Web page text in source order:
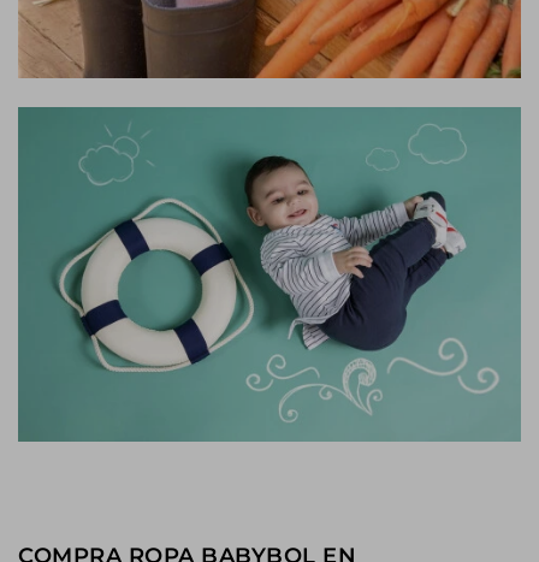
COMPRA ROPA BABYBOL EN